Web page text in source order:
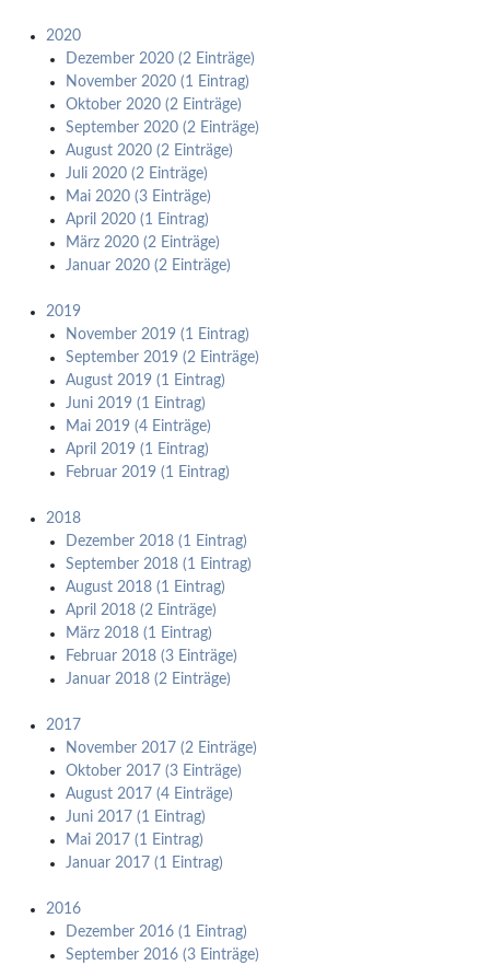
2020
Dezember 2020 (2 Einträge)
November 2020 (1 Eintrag)
Oktober 2020 (2 Einträge)
September 2020 (2 Einträge)
August 2020 (2 Einträge)
Juli 2020 (2 Einträge)
Mai 2020 (3 Einträge)
April 2020 (1 Eintrag)
März 2020 (2 Einträge)
Januar 2020 (2 Einträge)
2019
November 2019 (1 Eintrag)
September 2019 (2 Einträge)
August 2019 (1 Eintrag)
Juni 2019 (1 Eintrag)
Mai 2019 (4 Einträge)
April 2019 (1 Eintrag)
Februar 2019 (1 Eintrag)
2018
Dezember 2018 (1 Eintrag)
September 2018 (1 Eintrag)
August 2018 (1 Eintrag)
April 2018 (2 Einträge)
März 2018 (1 Eintrag)
Februar 2018 (3 Einträge)
Januar 2018 (2 Einträge)
2017
November 2017 (2 Einträge)
Oktober 2017 (3 Einträge)
August 2017 (4 Einträge)
Juni 2017 (1 Eintrag)
Mai 2017 (1 Eintrag)
Januar 2017 (1 Eintrag)
2016
Dezember 2016 (1 Eintrag)
September 2016 (3 Einträge)